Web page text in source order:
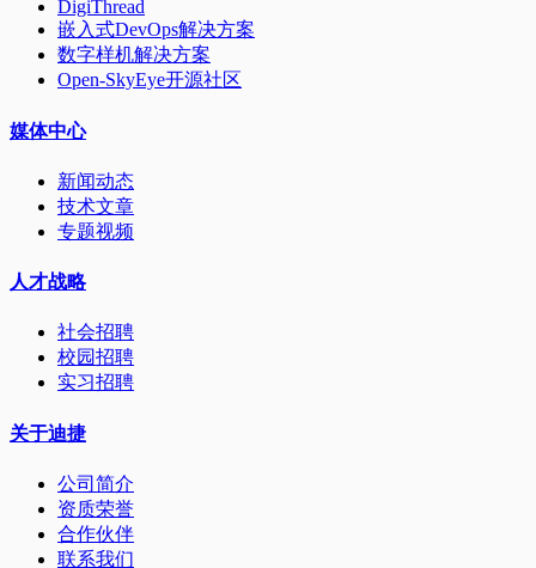
DigiThread
嵌入式DevOps解决方案
数字样机解决方案
Open-SkyEye开源社区
媒体中心
新闻动态
技术文章
专题视频
人才战略
社会招聘
校园招聘
实习招聘
关于迪捷
公司简介
资质荣誉
合作伙伴
联系我们